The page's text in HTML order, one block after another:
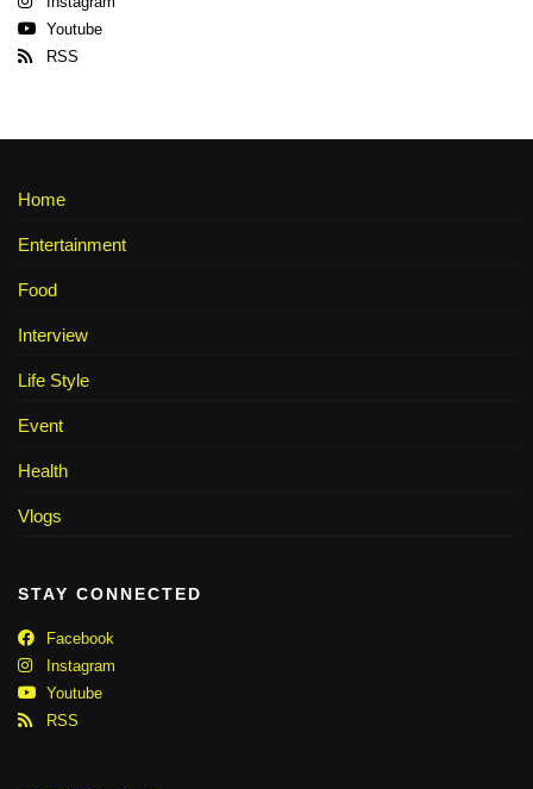
Youtube
RSS
Home
Entertainment
Food
Interview
Life Style
Event
Health
Vlogs
STAY CONNECTED
Facebook
Instagram
Youtube
RSS